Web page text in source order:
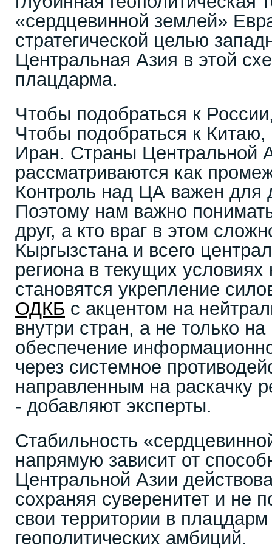
«сердцевинной землей»
стратегической целью
Центральная Азия в этой
плацдарма.
Чтобы подобраться к
Чтобы подобраться к
Иран. Страны Центральной
рассматриваются как
Контроль над ЦА важен для
Поэтому нам важно
друг, а кто враг в этом
Кыргызстана и всего
региона в текущих
становятся укрепление
ОДКБ с акцентом на
внутри стран, а не только
обеспечение
через системное
направленным на раскачку
- добавляют эксперты.
Стабильность
напрямую зависит от
Центральной Азии
сохраняя суверенитет и не
свои территории в
геополитических амбиций.